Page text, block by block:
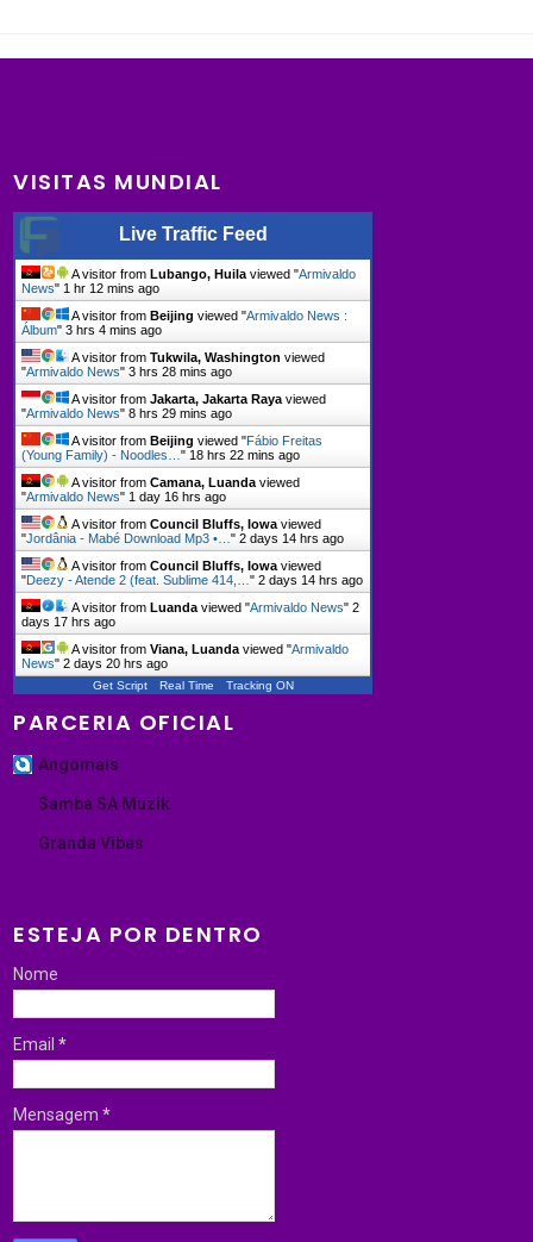
VISITAS MUNDIAL
Live Traffic Feed
A visitor from Lubango, Huila viewed "Armivaldo
News" 1 hr 12 mins ago
A visitor from Beijing viewed "Armivaldo News :
Álbum"3 hrs 4 mins ago
A visitor fromTukwila, Washington viewed
"Armivaldo News"3 hrs 28 mins ago
A visitor fromJakarta, Jakarta Raya viewed
"Armivaldo News"8 hrs 29 mins ago
A visitor from Beijing viewed "Fábio Freitas
(Young Family) - Noodles…" 18 hrs 22 mins ago
A visitor fromCamana, Luanda viewed
"Armivaldo News" 1 day 16 hrs ago
A visitor fromCouncil Bluffs, Iowa viewed
"Jordânia - Mabé Download Mp3 •…"2 days 14 hrs ago
A visitor fromCouncil Bluffs, Iowa viewed
"Deezy - Atende 2 (feat. Sublime 414,…"2 days 14 hrs ago
A visitor from Luanda viewed "Armivaldo News"2
days 17 hrs ago
A visitor fromViana, Luanda viewed "Armivaldo
News"2 days 20 hrs ago
Get Script Real Time Tracking ON
PARCERIA OFICIAL
Angomais
Samba SA Muzik
Granda Vibes
ESTEJA POR DENTRO
Nome
Email*
Mensagem*